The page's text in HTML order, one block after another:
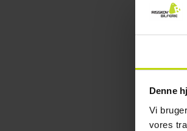
Denne
Vi
vores